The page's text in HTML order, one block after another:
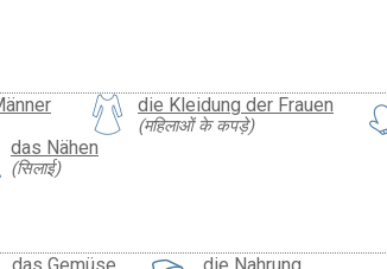
die Kleidung der Frauen
(महिलाओं के कपड़े)
das Nähen
(सिलाई)